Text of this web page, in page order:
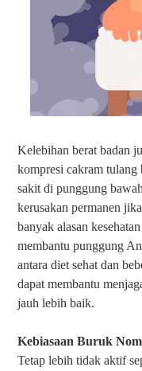
Kelebihan berat badan
kompresi cakram tulang
sakit di punggung
kerusakan permanen
banyak alasan
membantu punggung
antara diet sehat dan
dapat membantu
jauh lebih baik.
Kebiasaan Buruk
Tetap lebih tidak aktif